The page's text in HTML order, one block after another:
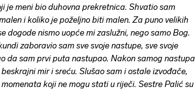
je meni bio duhovna prekretnica. Shvatio sam
i koliko je poželjno biti malen. Za puno velikih
dogode nismo uopće mi zaslužni, nego samo Bog.
zaboravio sam sve svoje nastupe, sve svoje
da sam prvi puta nastupao. Nakon samog nastupa
mir i sreću. Slušao sam i ostale izvođače,
koji ne mogu stati u riječi. Sestre Palić su